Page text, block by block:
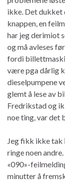
ikke. Det dukket
knappen, en
har jeg derimiot
og må avleses
fordi
være pga dårlig
dieselpumpene
glemt å lese av
Fredrikstad og
noe ting, var det
Jeg fikk ikke tak
ringe noen
«090»-
minutter å